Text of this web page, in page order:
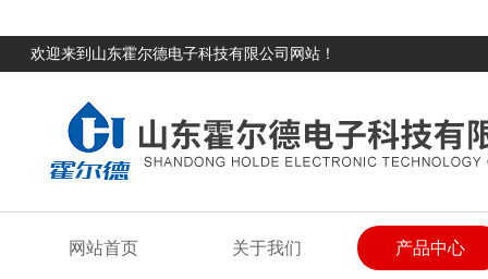
欢迎来到山东霍尔德电子科技有限公司网站！
网站首页 关于我们 产品中心